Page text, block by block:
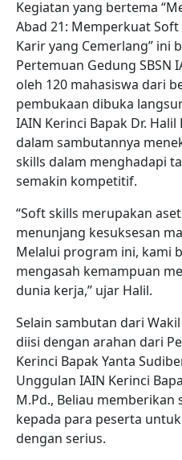
Kegiatan yang bertema
Abad 21: Memperkuat
Karir yang Cemerlang” ini
Pertemuan Gedung SBSN
oleh 120 mahasiswa dari
pembukaan dibuka
IAIN Kerinci Bapak Dr.
dalam sambutannya
skills dalam menghadapi
semakin kompetitif.
“Soft skills merupakan
menunjang kesuksesan
Melalui program ini, kami
mengasah kemampuan
dunia kerja,” ujar Halil.
Selain sambutan dari
diisi dengan arahan dari
Kerinci Bapak Yanta
Unggulan IAIN Kerinci
M.Pd., Beliau memberikan
kepada para peserta
dengan serius.